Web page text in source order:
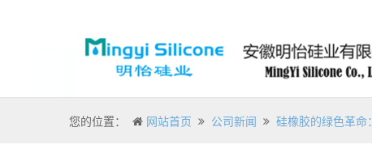
您的位置： 网站首页 公司新闻 硅橡胶的绿色革命